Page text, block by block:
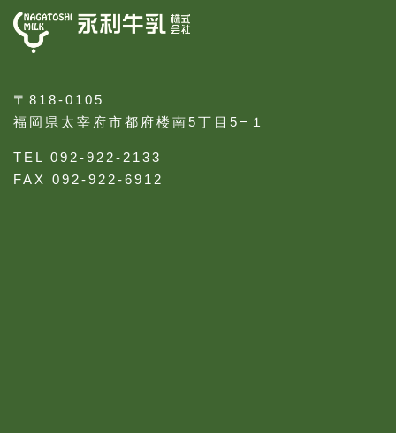
〒818-0105
福岡県太宰府市都府楼南5丁目5−１
TEL 092-922-2133
FAX 092-922-6912